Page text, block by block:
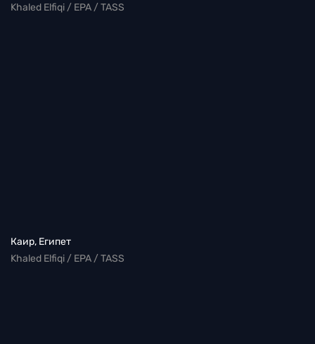
Khaled Elfiqi / EPA / TASS
Каир, Египет
Khaled Elfiqi / EPA / TASS